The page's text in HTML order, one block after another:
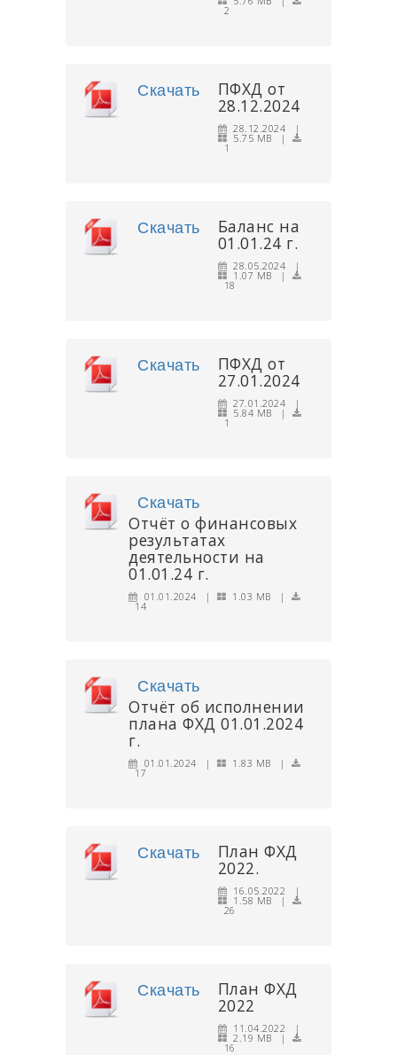
2
Скачать ПФХД от
28.12.2024
28.12.2024 |
5.75 MB |
1
Скачать Баланс на
01.01.24 г.
28.05.2024 |
1.07 MB |
18
Скачать ПФХД от
27.01.2024
27.01.2024 |
5.84 MB |
1
Скачать
Отчёт о финансовых
результатах
деятельности на
01.01.24 г.
01.01.2024 | 1.03 MB |
14
Скачать
Отчёт об исполнении
плана ФХД 01.01.2024
г.
01.01.2024 | 1.83 MB |
17
Скачать План ФХД
2022.
16.05.2022 |
1.58 MB |
26
Скачать План ФХД
2022
11.04.2022 |
2.19 MB |
16